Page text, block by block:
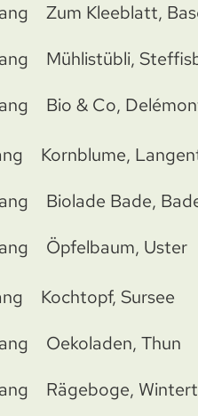
Zum Kleeblatt,
Mühlistübli,
Bio & Co,
Kornblume,
Biolade Bade,
Öpfelbaum, Uster
Kochtopf, Sursee
Oekoladen, Thun
Rägeboge,